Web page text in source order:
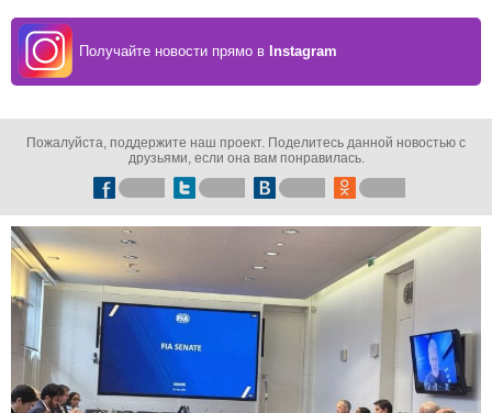
Получайте новости прямо в Instagram
Пожалуйста, поддержите наш проект. Поделитесь данной новостью с
друзьями, если она вам понравилась.